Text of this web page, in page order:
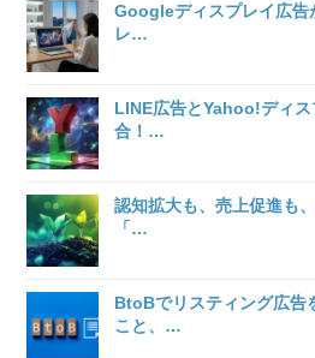
Googleディスプレイ広告
レ…
LINE広告とYahoo!ディ
合！ …
認知拡大も、売上促進も
「…
BtoBでリスティング広告
こと、 …